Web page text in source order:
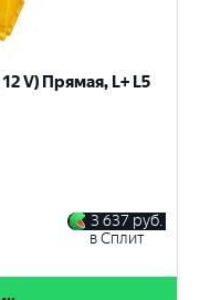
V) Прямая, L+ L5
3 637 руб.
в Сплит